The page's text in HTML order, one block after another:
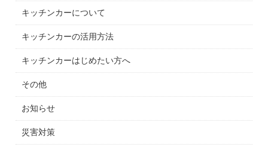
キッチンカーについて
キッチンカーの活用方法
キッチンカーはじめたい方へ
その他
お知らせ
災害対策